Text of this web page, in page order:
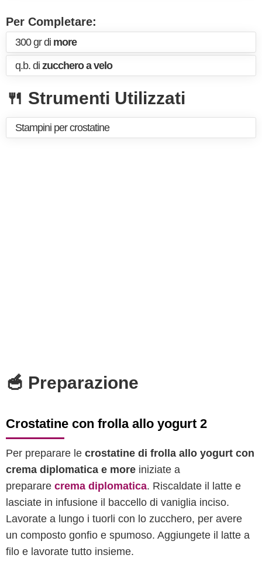
Per Completare:
300 gr di more
q.b. di zucchero a velo
🍴 Strumenti Utilizzati
Stampini per crostatine
🥣 Preparazione
Crostatine con frolla allo yogurt 2
Per preparare le crostatine di frolla allo yogurt con
crema diplomatica e more iniziate a
preparare crema diplomatica. Riscaldate il latte e
lasciate in infusione il baccello di vaniglia inciso.
Lavorate a lungo i tuorli con lo zucchero, per avere
un composto gonfio e spumoso. Aggiungete il latte a
filo e lavorate tutto insieme.